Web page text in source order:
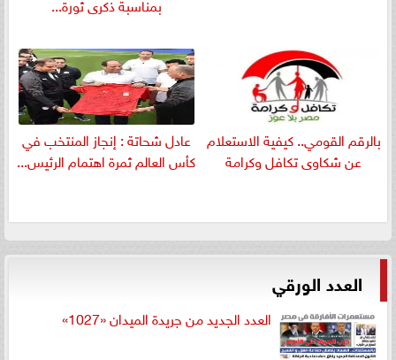
بالرقم القومي.. كيفية الاستعلام
عن شكاوى تكافل وكرامة
عادل شحاتة : إنجاز المنتخب في
كأس العالم ثمرة اهتمام الرئيس...
العدد الورقي
العدد الجديد من جريدة الميدان «1027»